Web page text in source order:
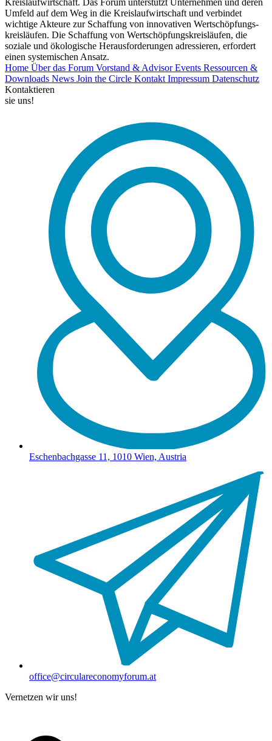
Kreislaufwirtschaft. Das Forum unterstützt Unternehmen und deren
Umfeld auf dem Weg in die Kreislaufwirtschaft und verbindet
wichtige Akteure zur Schaffung von innovativen Wertschöpfungs-
kreisläufen. Die Schaffung von Wertschöpfungskreisläufen, die
soziale und ökologische Herausforderungen adressieren, erfordert
einen systemischen Ansatz.
Home Über das Forum Vorstand & AdvisorEvents Ressourcen &
Downloads News Join the Circle Kontakt Impressum Datenschutz
Kontaktieren
sie uns!
Eschenbachgasse 11, 1010 Wien, Austria
office@circulareconomyforum.at
Vernetzen wir uns!